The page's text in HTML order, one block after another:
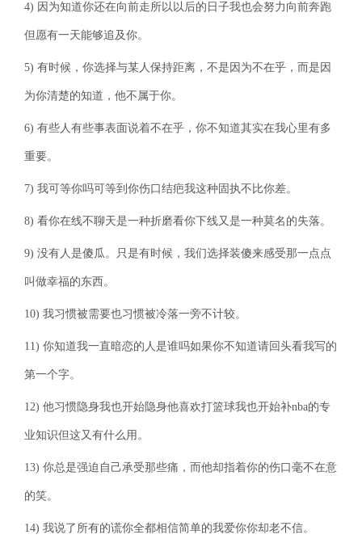
4) 因为知道你还在向前走所以以后的日子我也会努力向前奔跑
但愿有一天能够追及你。
5) 有时候，你选择与某人保持距离，不是因为不在乎，而是因
为你清楚的知道，他不属于你。
6) 有些人有些事表面说着不在乎，你不知道其实在我心里有多
重要。
7) 我可等你吗可等到你伤口结疤我这种固执不比你差。
8) 看你在线不聊天是一种折磨看你下线又是一种莫名的失落。
9) 没有人是傻瓜。只是有时候，我们选择装傻来感受那一点点
叫做幸福的东西。
10) 我习惯被需要也习惯被冷落一旁不计较。
11) 你知道我一直暗恋的人是谁吗如果你不知道请回头看我写的
第一个字。
12) 他习惯隐身我也开始隐身他喜欢打篮球我也开始补nba的专
业知识但这又有什么用。
13) 你总是强迫自己承受那些痛，而他却指着你的伤口毫不在意
的笑。
14) 我说了所有的谎你全都相信简单的我爱你你却老不信。